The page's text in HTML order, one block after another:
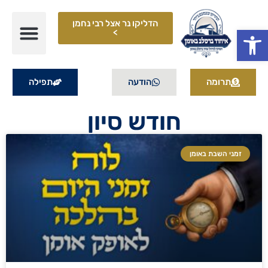
פתח סרגל נגישות
הדליקו נר אצל רבי נחמן
>
תרומה הודעה תפילה
חודש סיון
זמני השבת באומן